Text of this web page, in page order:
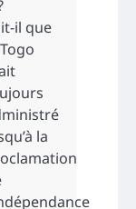
il que
la